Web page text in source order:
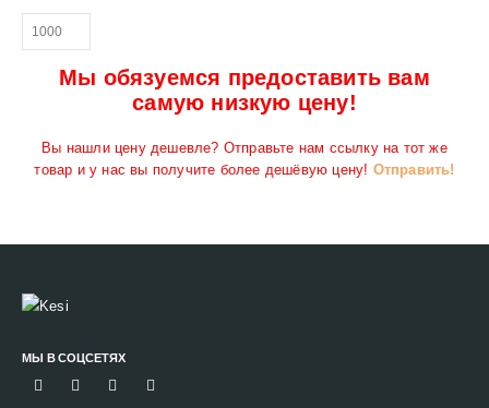
Мы обязуемся предоставить вам
самую низкую цену!
Вы нашли цену дешевле? Отправьте нам ссылку на тот же
товар и у нас вы получите более дешёвую цену! Отправить!
МЫ В СОЦСЕТЯХ